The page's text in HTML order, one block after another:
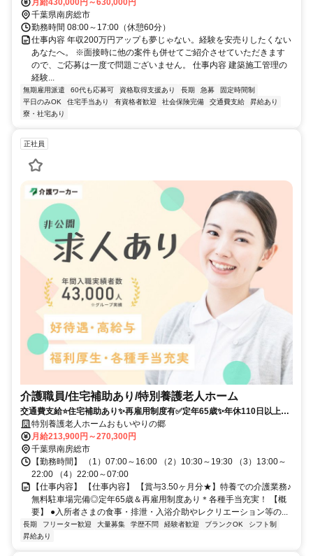
月給430,000円～630,000円
千葉県南房総市
勤務時間 08:00～17:00（休憩60分）
仕事内容 年収200万円アップも夢じゃない。経験を安売りしたくない
あなたへ。 ※面接時に他の案件も併せてご紹介させていただきます
ので、ご応募は一度で問題ございません。 仕事内容 建築施工管理の
経験...
無期雇用派遣 60代も応募可 資格取得支援あり 長期 急募
固定時間制
平日のみOK
住宅手当あり 有資格者歓迎 社会保険完備 交通費支給
昇給あり
寮・社宅あり
正社員
介護職員/住宅補助あり/特別養護老人ホーム
交通費支給⭐️住宅補助あり✨再雇用制度有✅️定年65歳✨年休110日以上⭕️
担当者オススメ✨研修支援有❗️経験者優遇⭐️車通勤ＯＫ
特別養護老人ホームおもいやりの郷
月給213,900円～270,300円
千葉県南房総市
【勤務時間】 （1）07:00～16:00 （2）10:30～19:30 （3）13:00～
22:00 （4）22:00～07:00
【仕事内容】 【仕事内容】 【賞与3.50ヶ月分★】特養での介護業務♪
無料駐車場完備◎定年65歳＆再雇用制度あり＊各種手当充実！ 【概
要】 ●入所者さまの食事・排泄・入浴介助やレクリエーション等の...
長期 フリーター歓迎 大量募集 学歴不問 経験者歓迎 ブランクOK
シフト制
昇給あり